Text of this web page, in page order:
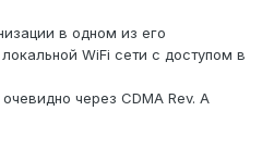
в одном из его
WiFi сети с доступом в
через CDMA Rev. A